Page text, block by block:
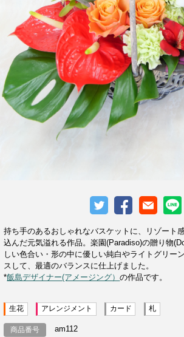
持ち手のあるおしゃれなバスケットに、リゾート
込んだ元気溢れる作品。楽園(Paradiso)の贈り物
しい色合い・形の中に優しい純白やライトグリー
スして、最適のバランスに仕上げました。
*飯島デザイナー(アメージング）の作品です。
生花 アレンジメント カード 札
商品番号 am112